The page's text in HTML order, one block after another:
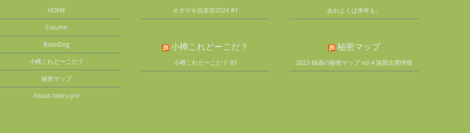
HOME
Column
BoonDog
小樽これどーこだ？
秘密マップ
About /otaru-jin/
オダマキ倶楽部2024 #1
小樽これどーこだ？
小樽これどーこだ？ 93
あわよくば来年も。
秘密マップ
2023 銭函の秘密マップ vol.4 協賛企業情報